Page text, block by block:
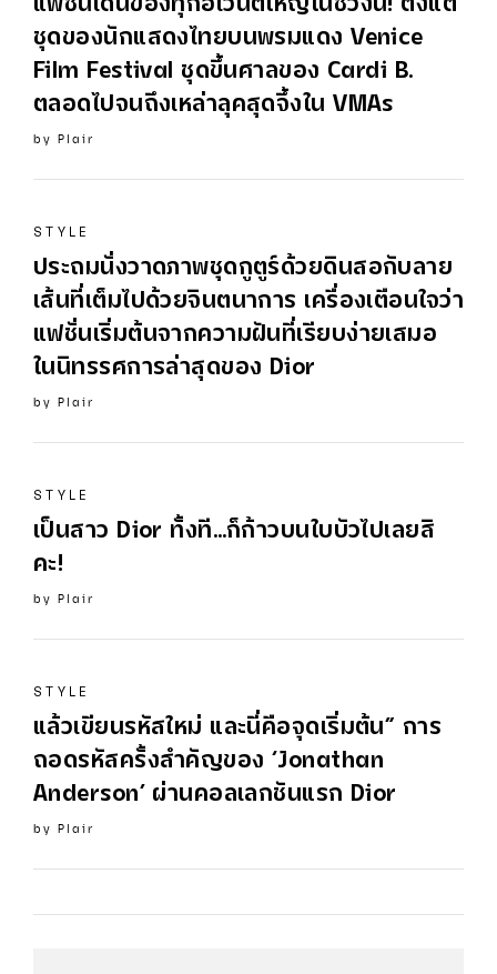
แฟชั่นเด่นของทุกอีเวนต์ใหญ่ในช่วงนี้! ตั้งแต่
ชุดของนักแสดงไทยบนพรมแดง Venice
Film Festival ชุดขึ้นศาลของ Cardi B.
ตลอดไปจนถึงเหล่าลุคสุดจึ้งใน VMAs
by Plair
STYLE
ประถมนั่งวาดภาพชุดกูตูร์ด้วยดินสอกับลาย
เส้นที่เต็มไปด้วยจินตนาการ เครื่องเตือนใจว่า
แฟชั่นเริ่มต้นจากความฝันที่เรียบง่ายเสมอ
ในนิทรรศการล่าสุดของ
Dior
by Plair
STYLE
เป็นสาว Dior
ทั้งที…ก็ก้าวบนใบบัวไปเลยสิ
คะ!
by Plair
STYLE
แล้วเขียนรหัสใหม่ และนี่คือจุดเริ่มต้น” การ
ถอดรหัสครั้งสำคัญของ ‘Jonathan
Anderson’ ผ่านคอลเลกชันแรก
Dior
by Plair